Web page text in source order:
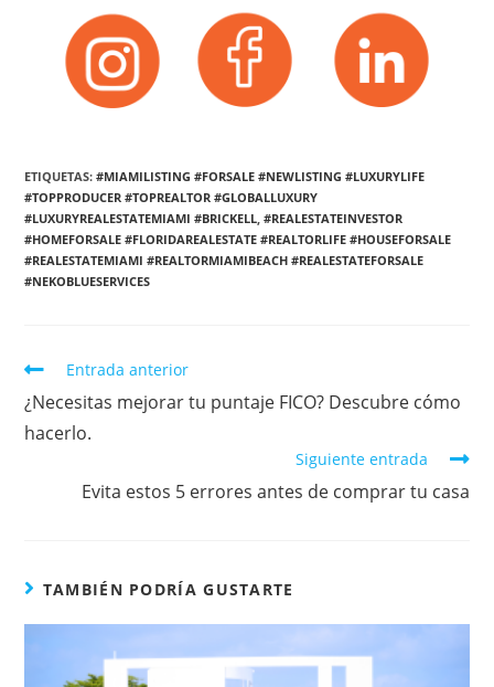
ETIQUETAS:#MIAMILISTING #FORSALE #NEWLISTING #LUXURYLIFE
#TOPPRODUCER #TOPREALTOR #GLOBALLUXURY
#LUXURYREALESTATEMIAMI #BRICKELL, #REALESTATEINVESTOR
#HOMEFORSALE #FLORIDAREALESTATE #REALTORLIFE #HOUSEFORSALE
#REALESTATEMIAMI #REALTORMIAMIBEACH #REALESTATEFORSALE
#NEKOBLUESERVICES
Entrada anterior
¿Necesitas mejorar tu puntaje FICO? Descubre cómo
hacerlo.
Siguiente entrada
Evita estos 5 errores antes de comprar tu casa
TAMBIÉN PODRÍA GUSTARTE